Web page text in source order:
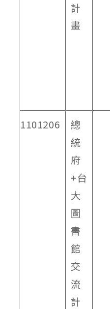
計
畫
1101206
總
統
府
+台
大
圖
書
館
交
流
計